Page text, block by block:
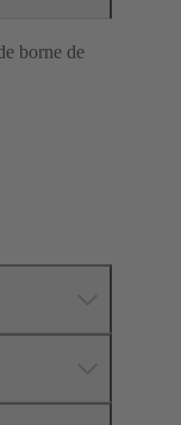
borne de